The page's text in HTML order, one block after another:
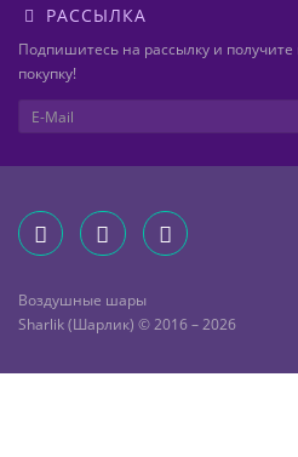
РАССЫЛКА
Подпишитесь на рассылку и
покупку!
Воздушные шары
Sharlik (Шарлик) © 2016 – 2026